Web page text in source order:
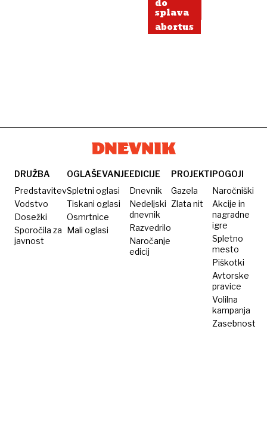
do
splava
abortus
DRUŽBA
Predstavitev
Vodstvo
Dosežki
Sporočila za
javnost
OGLAŠEVANJE
Spletni oglasi
Tiskani oglasi
Osmrtnice
Mali oglasi
EDICIJE
Dnevnik
Nedeljski
dnevnik
Razvedrilo
Naročanje
edicij
PROJEKTI
Gazela
Zlata nit
POGOJI
Naročniški
Akcije in
nagradne
igre
Spletno
mesto
Piškotki
Avtorske
pravice
Volilna
kampanja
Zasebnost